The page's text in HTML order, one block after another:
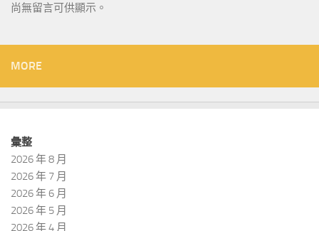
尚無留言可供顯示。
MORE
彙整
2026 年 8 月
2026 年 7 月
2026 年 6 月
2026 年 5 月
2026 年 4 月